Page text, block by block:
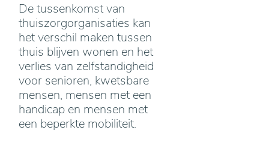
De tussenkomst van
thuiszorgorganisaties kan
het verschil maken tussen
thuis blijven wonen en het
verlies van zelfstandigheid
voor senioren, kwetsbare
mensen, mensen met een
handicap en mensen met
een beperkte mobiliteit.